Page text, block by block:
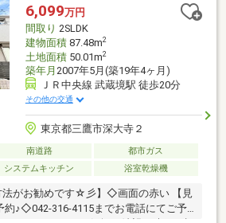
390】までお気軽にご連絡下さいま
6,099万円
間取り 2SLDK
建物面積87.48m2
土地面積50.01m2
築年月 2007年5月(築19年4ヶ月)
ＪＲ中央線 武蔵境駅 徒歩20分
その他の交通
東京都三鷹市深大寺２
南道路
都市ガス
システムキッチン 浴室乾燥機
法がお勧めです☆彡】◇画面の赤い 【見
約♪◇042-316-4115までお電話にてご予